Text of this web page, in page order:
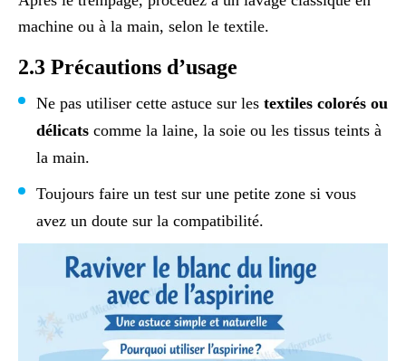
machine ou à la main, selon le textile.
2.3 Précautions d’usage
Ne pas utiliser cette astuce sur les textiles colorés ou
délicats comme la laine, la soie ou les tissus teints à
la main.
Toujours faire un test sur une petite zone si vous
avez un doute sur la compatibilité.